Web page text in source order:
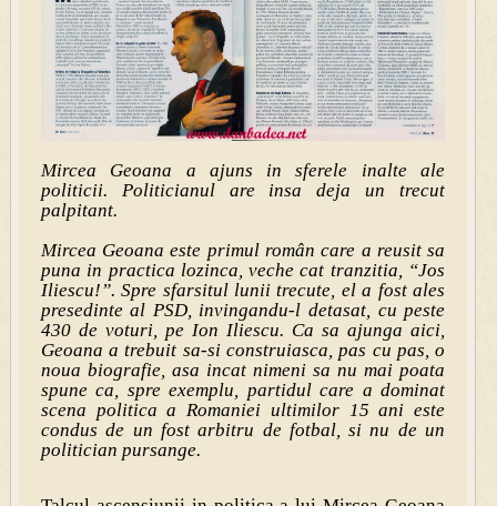
Mircea Geoana a ajuns in sferele inalte ale
politicii. Politicianul are insa deja un trecut
palpitant.
Mircea Geoana este primul român care a reusit sa
puna in practica lozinca, veche cat tranzitia, “Jos
Iliescu!”. Spre sfarsitul lunii trecute, el a fost ales
presedinte al PSD, invingandu-l detasat, cu peste
430 de voturi, pe Ion Iliescu. Ca sa ajunga aici,
Geoana a trebuit sa-si construiasca, pas cu pas, o
noua biografie, asa incat nimeni sa nu mai poata
spune ca, spre exemplu, partidul care a dominat
scena politica a Romaniei ultimilor 15 ani este
condus de un fost arbitru de fotbal, si nu de un
politician pursange.